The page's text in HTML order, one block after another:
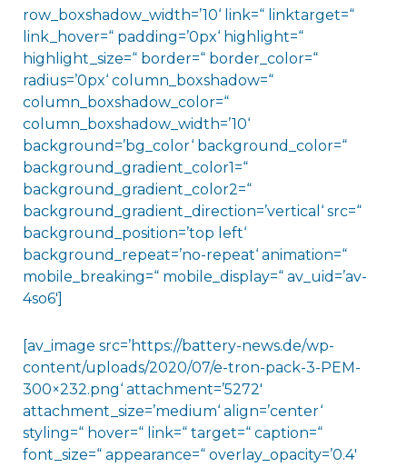
row_boxshadow_width=’10‘ link=“ linktarget=“
link_hover=“ padding=’0px‘ highlight=“
highlight_size=“ border=“ border_color=“
radius=’0px‘ column_boxshadow=“
column_boxshadow_color=“
column_boxshadow_width=’10‘
background=’bg_color‘ background_color=“
background_gradient_color1=“
background_gradient_color2=“
background_gradient_direction=’vertical‘ src=“
background_position=’top left‘
background_repeat=’no-repeat‘ animation=“
mobile_breaking=“ mobile_display=“ av_uid=’av-
4so6′]
[av_image src=’https://battery-news.de/wp-
content/uploads/2020/07/e-tron-pack-3-PEM-
300×232.png‘ attachment=’5272′
attachment_size=’medium‘ align=’center‘
styling=“ hover=“ link=“ target=“ caption=“
font_size=“ appearance=“ overlay_opacity=’0.4′